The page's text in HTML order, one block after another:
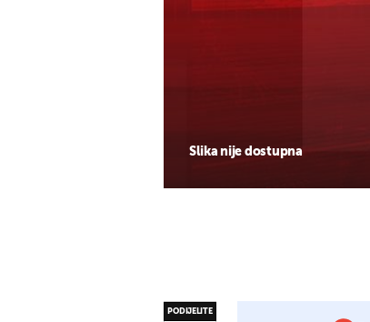
Slika nije dostupna
PODIJELITE